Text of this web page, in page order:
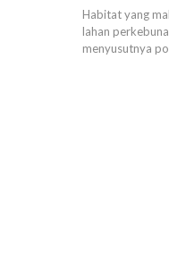
Habitat yang
lahan
menyusutnya